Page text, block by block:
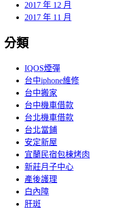
2017 年 12 月
2017 年 11 月
分類
IQOS煙彈
台中iphone維修
台中搬家
台中機車借款
台北機車借款
台北當鋪
安定新屋
宜蘭民宿包棟烤肉
新莊月子中心
產後護理
白內障
肝斑